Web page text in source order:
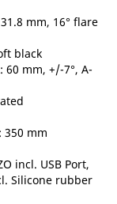
mm, 16° flare
black
60 mm, +/-7°, A-
350 mm
incl. USB Port,
Silicone rubber